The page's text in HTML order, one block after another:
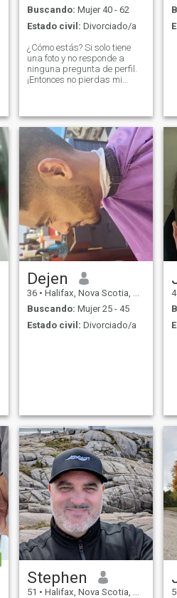
Buscando: Mujer 40 - 62
Estado civil: Divorciado/a
¿Cómo estás? Si solo tiene
una foto y no responde a
ninguna pregunta de perfil.
¡Entonces no pierdas mi
quieres jugar, vete ahora
mismo. No me haga perder
el tiempo. He estado soltero
por un largo período de
tiempo y quiero una mujer
que se quede conmigo y
camine por la playa de la
mano. Abrazos y besos. ¡No
soy un banco! Si quieres
dinero. Consigue un trabajo y
ganalo. Creo en la igualdad
entre hombres y mujeres. No
hay jefe en una relación. Sólo
una asociación justa
Dejen
36 • Halifax, Nova Scotia, Canadá
Buscando: Mujer 25 - 45
Estado civil: Divorciado/a
Stephen
51 • Halifax, Nova Scotia, Canadá